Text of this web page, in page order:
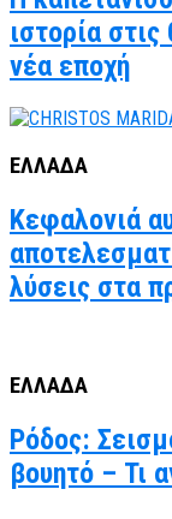
ιστορία
νέα εποχή
ΕΛΛΑΔΑ
Κεφαλονιά
λύσεις στα
ΕΛΛΑΔΑ
Ρόδος:
βουητό – Τι